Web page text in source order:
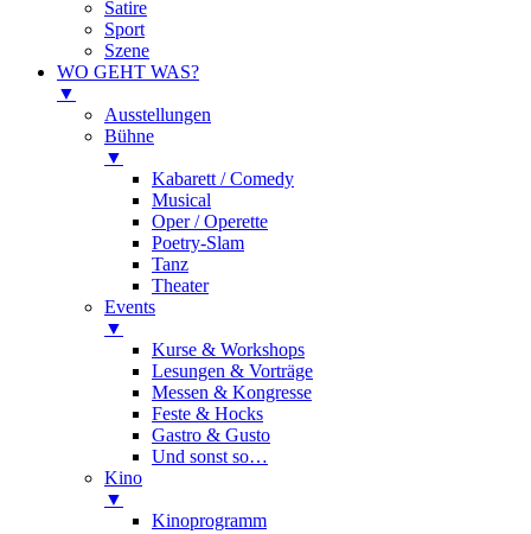
Satire
Sport
Szene
WO GEHT WAS?
▼
Ausstellungen
Bühne
▼
Kabarett / Comedy
Musical
Oper / Operette
Poetry-Slam
Tanz
Theater
Events
▼
Kurse & Workshops
Lesungen & Vorträge
Messen & Kongresse
Feste & Hocks
Gastro & Gusto
Und sonst so…
Kino
▼
Kinoprogramm